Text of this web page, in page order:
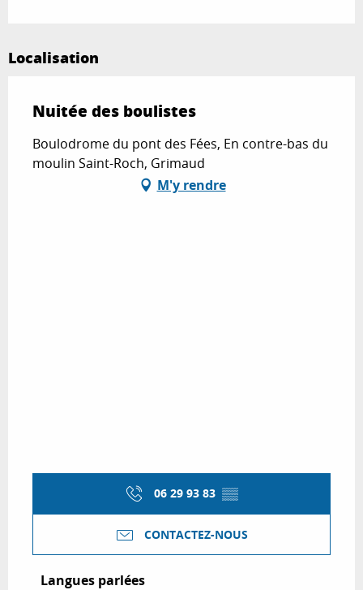
Localisation
Nuitée des boulistes
Boulodrome du pont des Fées, En contre-bas du
moulin Saint-Roch, Grimaud
M'y rendre
06 29 93 83 ▒▒
CONTACTEZ-NOUS
Langues parlées
Langues parlées